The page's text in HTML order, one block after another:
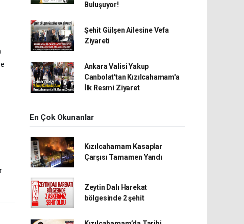
Buluşuyor!
Şehit Gülşen Ailesine Vefa
Ziyareti
Ankara Valisi Yakup
Canbolat'tan Kızılcahamam'a
İlk Resmi Ziyaret
En Çok Okunanlar
Kızılcahamam Kasaplar
Çarşısı Tamamen Yandı
Zeytin Dalı Harekat
bölgesinde 2 şehit